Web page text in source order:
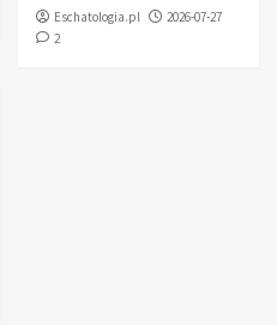
Eschatologia.pl
2026-07-27
2